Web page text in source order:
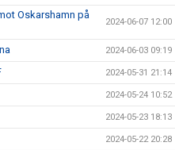
Oskarshamn på
2024-06-07 12:00
2024-06-03 09:19
2024-05-31 21:14
2024-05-24 10:52
2024-05-23 18:13
2024-05-22 20:28